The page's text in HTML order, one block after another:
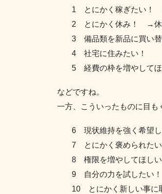
1 とにかく稼ぎたい！
2 とにかく休み！ →休
3 備品類を新品に買い替
4 社宅に住みたい！
5 経費の枠を増やしてほ
などですね。
一方、こういったものに目も
6 現状維持を強く希望し
7 とにかく褒められた
8 権限を増やしてほし
9 自分の力を試したい
10 とにかく新しい事に